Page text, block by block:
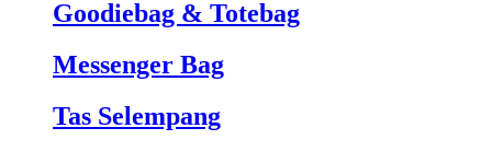
Goodiebag & Totebag
Messenger Bag
Tas Selempang